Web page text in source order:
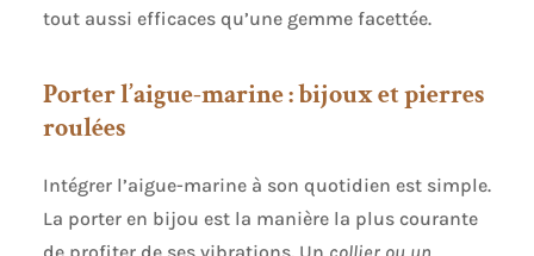
tout aussi efficaces qu’une gemme facettée.
Porter l’aigue-marine : bijoux et pierres
roulées
Intégrer l’aigue-marine à son quotidien est simple.
La porter en bijou est la manière la plus courante